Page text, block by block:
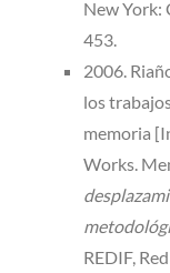
New York:
453.
2006.
los
memoria
Works.
REDIF,